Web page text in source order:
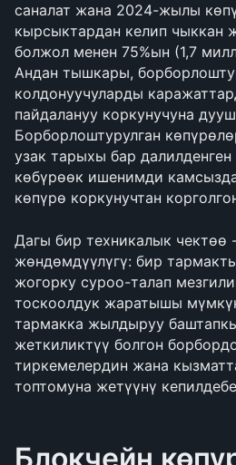
саналат жана 2024-жылы
кырсыктардан келип чыккан
болжол менен 75%ын (1,7
Андан тышкары,
колдонуучуларды
пайдалануу коркунучуна
Борборлоштурулган
узак тарыхы бар
көбүрөөк ишенимди
көпүрө коркунучтан
Дагы бир техникалык чектөө
жөндөмдүүлүгү: бир
жогорку суроо-талап
тоскоолдук жаратышы
тармакка жылдыруу
жеткиликтүү болгон
тиркемелердин жана
топтомуна жетүүнү